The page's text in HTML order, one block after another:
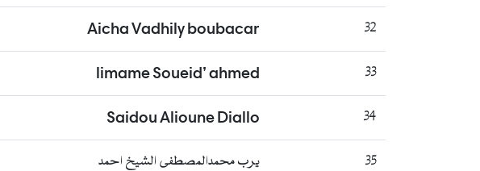
32
Aicha Vadhily boubacar
33
limame Soueid’ ahmed
34
Saidou Alioune Diallo
35 يرب محمدالمصطفى الشيخ احمد